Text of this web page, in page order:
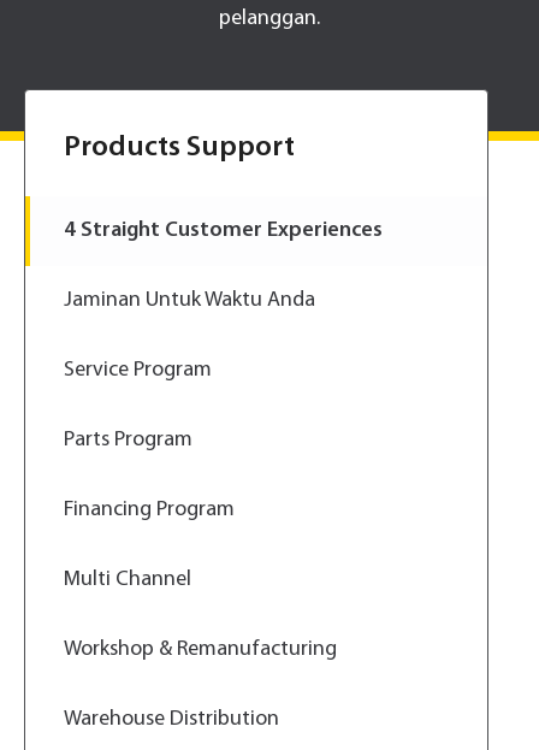
pelanggan.
Products Support
4 Straight Customer Experiences
Jaminan Untuk Waktu Anda
Service Program
Parts Program
Financing Program
Multi Channel
Workshop & Remanufacturing
Warehouse Distribution